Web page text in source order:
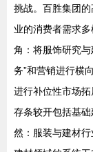
挑战。百胜集团
业的消费者需求
角：将服饰研究
务”和营销进行横
进行补位性市场
存条较开包括基
然：服装与建材